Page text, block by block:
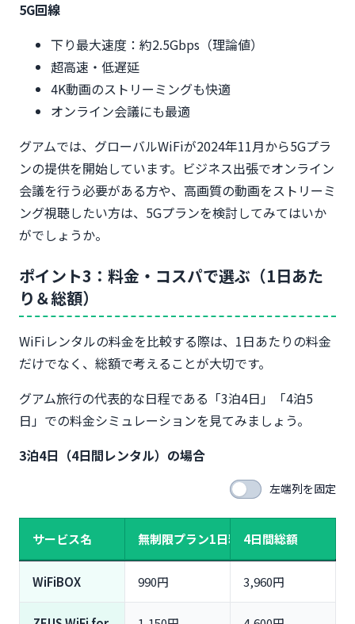
5G回線
下り最大速度：約2.5Gbps（理論値）
超高速・低遅延
4K動画のストリーミングも快適
オンライン会議にも最適
グアムでは、グローバルWiFiが2024年11月から5Gプラ
ンの提供を開始しています。ビジネス出張でオンライン
会議を行う必要がある方や、高画質の動画をストリーミ
ング視聴したい方は、5Gプランを検討してみてはいか
がでしょうか。
ポイント3：料金・コスパで選ぶ（1日あた
り＆総額）
WiFiレンタルの料金を比較する際は、1日あたりの料金
だけでなく、総額で考えることが大切です。
グアム旅行の代表的な日程である「3泊4日」「4泊5
日」での料金シミュレーションを見てみましょう。
3泊4日（4日間レンタル）の場合
左端列を固定
サービス名 無制限プラン1日料金4日間総額
WiFiBOX 990円 3,960円